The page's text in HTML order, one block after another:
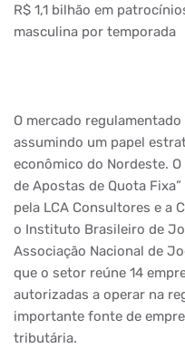
R$ 1,1 bilhão em
masculina por temporada
O mercado
assumindo um papel
econômico do Nordeste.
de Apostas de Quota
pela LCA Consultores e a
o Instituto Brasileiro de
Associação Nacional de
que o setor reúne 14
autorizadas a operar na
importante fonte de
tributária.